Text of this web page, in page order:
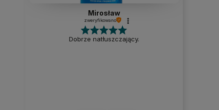
Mirosław
zweryfikowano
Dobrze natłuszczający.